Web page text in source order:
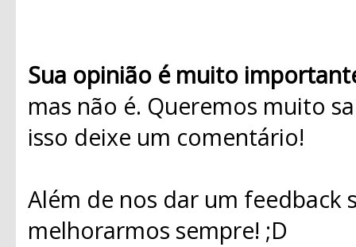
Sua opinião é muito
mas não é. Queremos muito
isso deixe um comentário!
Além de nos dar um
melhorarmos sempre! ;D